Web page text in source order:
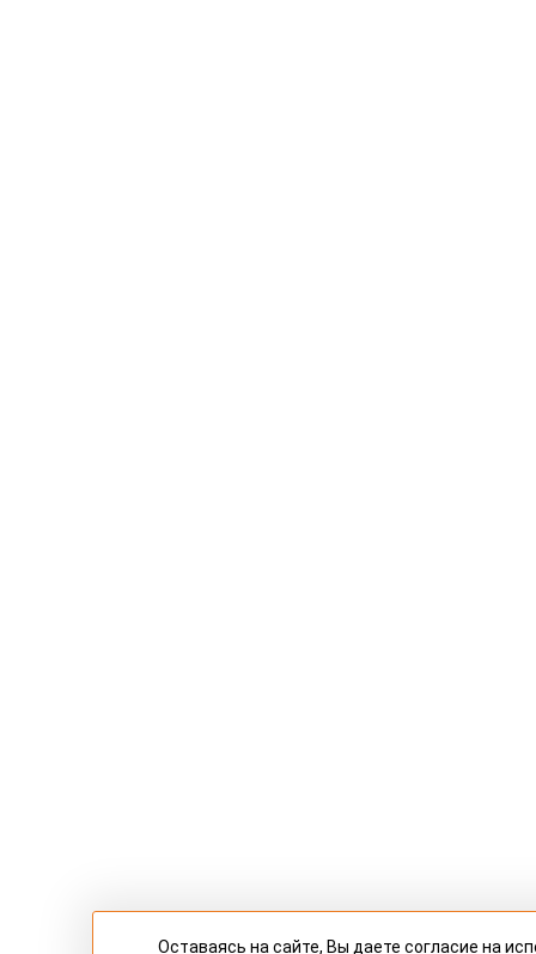
Оставаясь на сайте, Вы даете согласие на